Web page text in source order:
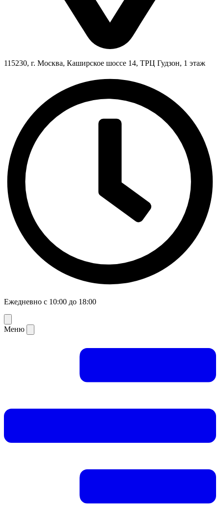
115230, г. Москва, Каширское шоссе 14, ТРЦ Гудзон, 1 этаж
Ежедневно с 10:00 до 18:00
Меню